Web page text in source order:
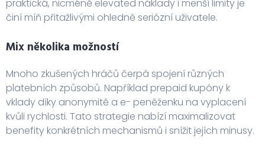
praktická, nicméně elevated náklady i menší limity je
činí míň přitažlivými ohledně seriózní uživatele.
Mix několika možností
Mnoho zkušených hráčů čerpá spojení různých
platebních způsobů. Například prepaid kupóny k
vklady díky anonymitě a e- peněženku na vyplacení
kvůli rychlosti. Tato strategie nabízí maximalizovat
benefity konkrétních mechanismů i snížit jejích minusy.